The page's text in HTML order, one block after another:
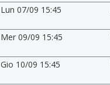
Lun 07/09 15:45
Mer 09/09 15:45
Gio 10/09 15:45